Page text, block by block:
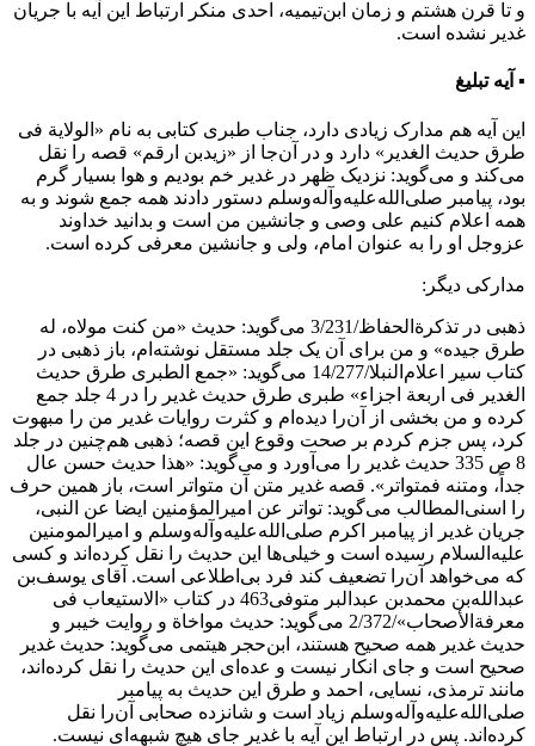
و تا قرن هشتم و زمان ابن‌تیمیه، احدی منکر ارتباط این آیه با جریان
غدیر نشده است.
▪ آیه تبلیغ
این آیه هم مدارک زیادی دارد، جناب طبری کتابی به نام «الولایة فی
طرق حدیث الغدیر» دارد و در آن‌جا از «زید‌بن ارقم» قصه را نقل
می‌کند و می‌گوید: نزدیک ظهر در غدیر خم بودیم و هوا بسیار گرم
بود، پیامبر صلی‌الله‌علیه‌وآله‌وسلم دستور دادند همه جمع شوند و به
همه اعلام کنیم علی وصی و جانشین من است و بدانید خداوند
عزوجل او را به عنوان امام، ولی و جانشین معرفی کرده است.
مدارکی دیگر:
ذهبی در تذکرةالحفاظ/3/231 می‌گوید: حدیث «من کنت مولاه، له
طرق جیده» و من برای آن یک جلد مستقل نوشته‌ام، باز ذهبی در
کتاب سیر اعلام‌النبلا/14/277 می‌گوید: «جمع الطبری طرق حدیث
الغدیر فی اربعة اجزاء» طبری طرق حدیث غدیر را در 4 جلد جمع
کرده و من بخشی از آن‌را دیده‌ام و کثرت روایات غدیر من را مبهوت
کرد، پس جزم کردم بر صحت وقوع این قصه؛ ذهبی هم‌چنین در جلد
8 ص 335 حدیث غدیر را می‌آورد و می‌گوید: «هذا حدیث حسن عال
جداً، ومتنه فمتواتر». قصه غدیر متن آن متواتر است، باز همین حرف
را اسنی‌المطالب می‌گوید: تواتر عن امیرالمؤمنین ایضا عن النبی،
جریان غدیر از پیامبر اکرم صلی‌الله‌علیه‌وآله‌وسلم و امیرالمومنین
علیه‌السلام رسیده است و خیلی‌ها این حدیث را نقل کرده‌اند و کسی
که می‌خواهد آن‌را تضعیف کند فرد بی‌اطلاعی است. آقای یوسف‌بن
عبدالله‌بن محمد‌بن عبدالبر متوفی463 در کتاب «الاستیعاب فی
معرفةالأصحاب»/2/372 می‌گوید: حدیث مواخاة و روایت خیبر و
حدیث غدیر همه صحیح هستند، ابن‌حجر هیتمی می‌گوید: حدیث غدیر
صحیح است و جای انکار نیست و عده‌ای این حدیث را نقل کرده‌اند،
مانند ترمذی، نسایی، احمد و طرق این حدیث به پیامبر
صلی‌الله‌علیه‌وآله‌وسلم زیاد است و شانزده صحابی آن‌را نقل
کرده‌اند. پس در ارتباط این آیه با غدیر جای هیچ شبهه‌ای نیست.